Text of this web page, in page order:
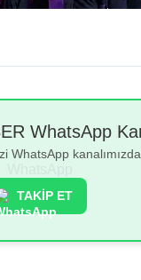
WhatsApp
WhatsApp
TAKİP ET